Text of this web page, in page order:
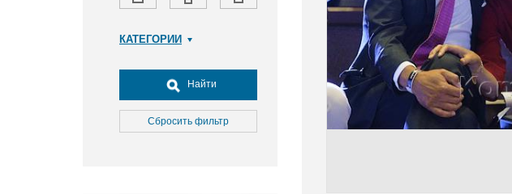
КАТЕГОРИИ
Досуг, туризм и отдых
Культура
Медицина
Найти
Сбросить фильтр